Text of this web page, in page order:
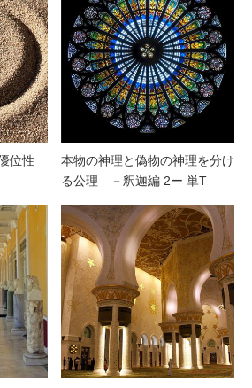
位性
本物の神理と偽物の神理を分け
る公理 －釈迦編 2ー 単T